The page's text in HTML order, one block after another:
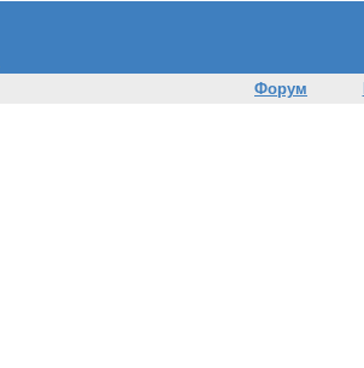
Форум